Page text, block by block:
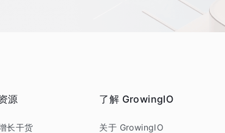
源
长干货
了解 GrowingIO
关于 GrowingIO